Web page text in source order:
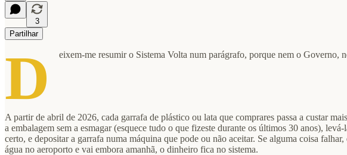
3
Partilhar
D eixem-me resumir o Sistema Volta num parágrafo, porque nem o Governo,
A partir de abril de 2026, cada garrafa de plástico ou lata que comprares passa a custar
a embalagem sem a esmagar (esquece tudo o que fizeste durante os últimos 30 anos),
certo, e depositar a garrafa numa máquina que pode ou não aceitar. Se alguma coisa
água no aeroporto e vai embora amanhã, o dinheiro fica no sistema.